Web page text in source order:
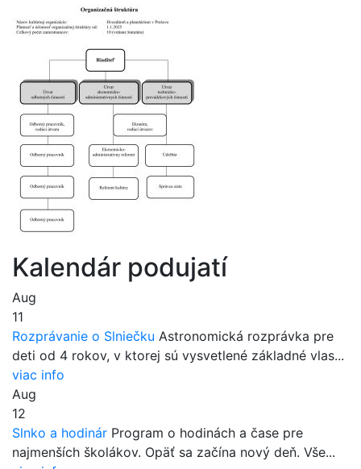
Kalendár podujatí
Aug
11
Rozprávanie o Slniečku Astronomická rozprávka pre
deti od 4 rokov, v ktorej sú vysvetlené základné vlas...
viac info
Aug
12
Slnko a hodinár Program o hodinách a čase pre
najmenších školákov. Opäť sa začína nový deň. Vše...